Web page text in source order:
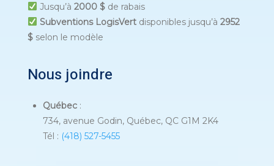
Jusqu’à 2000 $de rabais
Subventions LogisVertdisponibles jusqu’à 2952
$selon le modèle
Nous joindre
Québec:
734, avenue Godin, Québec, QC G1M 2K4
Tél : (418) 527-5455